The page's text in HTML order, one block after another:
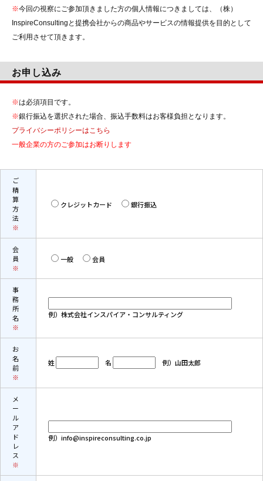
※今回の視察にご参加頂きました方の個人情報につきましては、（株）
InspireConsultingと提携会社からの商品やサービスの情報提供を目的として
ご利用させて頂きます。
お申し込み
※は必須項目です。
※銀行振込を選択された場合、振込手数料はお客様負担となります。
プライバシーポリシーはこちら
一般企業の方のご参加はお断りします
ご
精
算
方
法
※
クレジットカード 銀行振込
会
員
※
一般 会員
事
務
所
名
※
例）株式会社インスパイア・コンサルティング
お
名
前
※
姓 名 例）山田太郎
メ
ー
ル
ア
ド
レ
ス
※
例）info@inspireconsulting.co.jp